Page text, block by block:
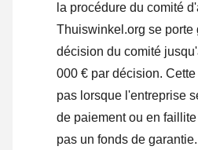
la procédure du comité
Thuiswinkel.org se porte
décision du comité
000 € par décision.
pas lorsque l'entreprise
de paiement ou en
pas un fonds de garantie.